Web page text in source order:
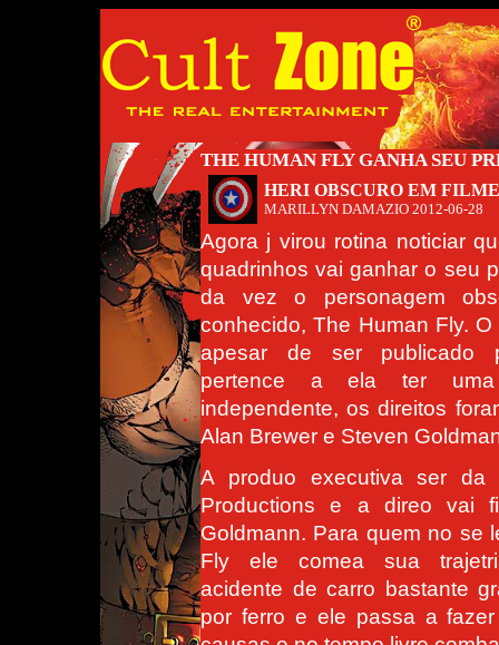
THE HUMAN FLY GANHA SEU
HERI OBSCURO EM
MARILLYN DAMAZIO 2012-06-28
Agora j virou rotina noticiar
quadrinhos vai ganhar o seu
da vez o personagem
conhecido, The Human Fly.
apesar de ser publicado
pertence a ela ter uma
independente, os direitos
Alan Brewer e Steven
A produo executiva ser da
Productions e a direo vai
Goldmann. Para quem no se
Fly ele comea sua
acidente de carro bastante
por ferro e ele passa a